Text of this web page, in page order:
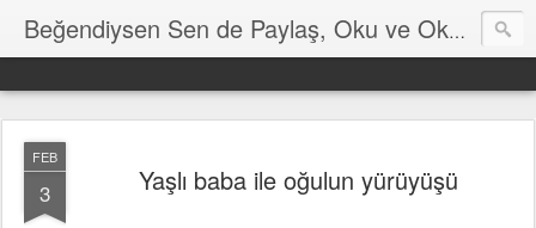
Beğendiysen Sen de Paylaş, Oku ve Okut
FEB
3 Yaşlı baba ile oğulun yürüyüşü